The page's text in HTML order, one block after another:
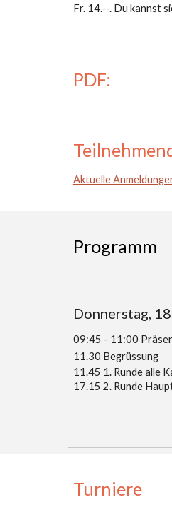
Fr. 14.--. Du kannst
PDF:
Aktuelle
Programm
Donnerstag,
09:45 - 11:00
11.30 Begrüssung
11.45 1. Runde alle
17.15 2. Runde
Turniere